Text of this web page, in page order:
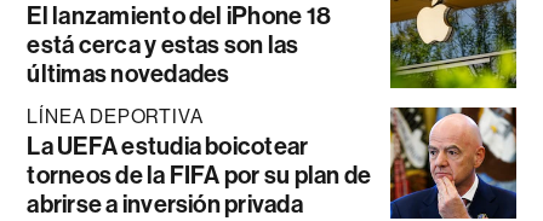
El lanzamiento del iPhone 18
está cerca y estas son las
últimas novedades
LÍNEA DEPORTIVA
La UEFA estudia boicotear
torneos de la FIFA por su plan de
abrirse a inversión privada